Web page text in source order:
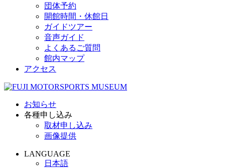
団体予約
開館時間・休館日
ガイドツアー
音声ガイド
よくあるご質問
館内マップ
アクセス
お知らせ
各種申し込み
取材申し込み
画像提供
LANGUAGE
日本語